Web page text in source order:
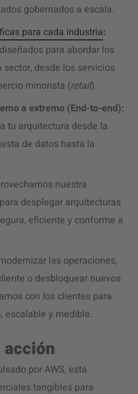
gobernados a escala.
para cada industria:
para abordar los
desde los servicios
minorista (retail).
a extremo (End-to-end):
tu arquitectura desde la
de datos hasta la
nuestra
desplegar arquitecturas
eficiente y conforme a
las operaciones,
o desbloquear nuevos
con los clientes para
escalable y medible.
acción
por AWS, está
tangibles para